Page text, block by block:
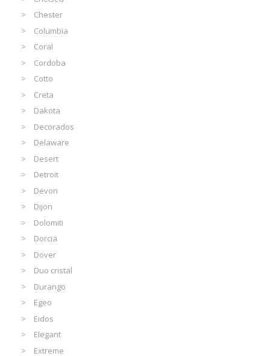
Chester
Columbia
Coral
Cordoba
Cotto
Creta
Dakota
Decorados
Delaware
Desert
Detroit
Devon
Dijon
Dolomiti
Dorcia
Dover
Duo cristal
Durango
Egeo
Eidos
Elegant
Extreme